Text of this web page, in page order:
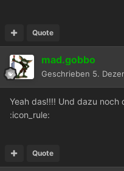
Quote
mad.gobbo
Geschrieben 5.
Yeah das!!!! Und dazu noch
:icon_rule:
Quote